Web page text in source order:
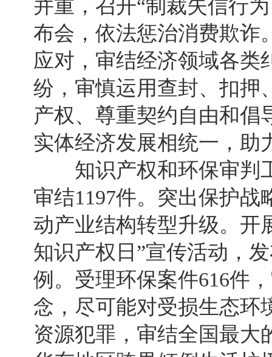
并重，召开“制裁失信行
布会，依法惩治消费欺诈
应对，审结经济领域各类
纷，审慎运用查封、扣押
产权、尊重契约自由和倡
实体经济发展相统一，助
知识产权和环保审判工
审结1197件。突出保护
动产业结构转型升级。开
知识产权日”宣传活动，
例。受理环保案件616件
念，尽可能对受损生态环
资源犯罪，审结全国最大